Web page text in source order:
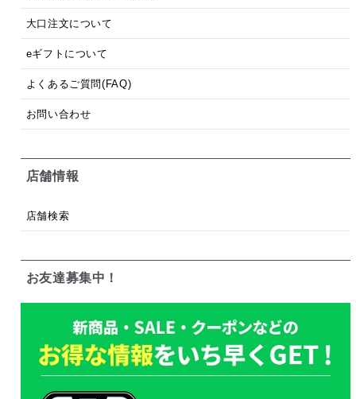
大口注文について
eギフトについて
よくあるご質問(FAQ)
お問い合わせ
店舗情報
店舗検索
お友達募集中！